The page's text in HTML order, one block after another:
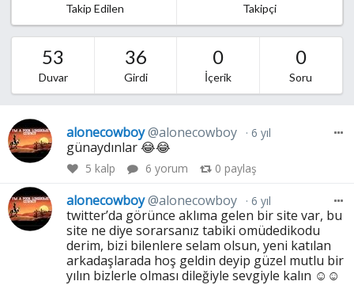
Takip Edilen Takipçi
53
Duvar
36
Girdi
0
İçerik
0
Soru
alonecowboy@alonecowboy 6 yıl
günaydınlar 😂😂
5 kalp 6 yorum 0 paylaş
alonecowboy@alonecowboy 6 yıl
twitter’da görünce aklıma gelen bir site var, bu
site ne diye sorarsanız tabiki omüdedikodu
derim, bizi bilenlere selam olsun, yeni katılan
arkadaşlarada hoş geldin deyip güzel mutlu bir
yılın bizlerle olması dileğiyle sevgiyle kalın ☺️☺️